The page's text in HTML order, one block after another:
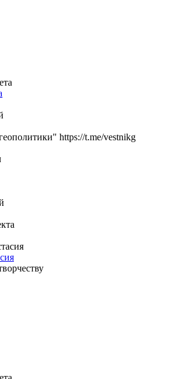
https://t.me/vestnikg